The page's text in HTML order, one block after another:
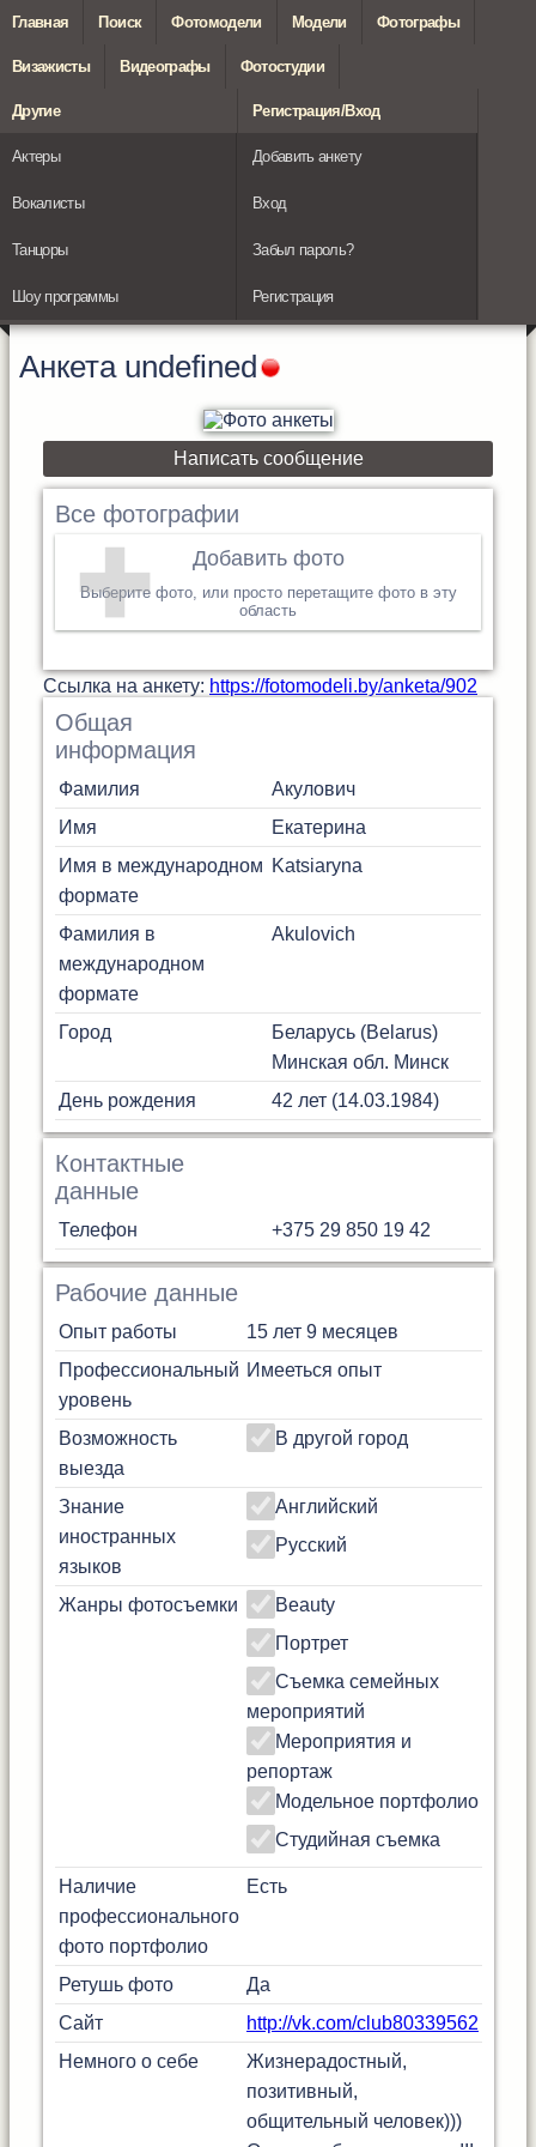
Главная Поиск Фотомодели Модели Фотографы
Визажисты Видеографы Фотостудии
Другие
Актеры
Вокалисты
Танцоры
Шоу программы
Регистрация/Вход
Добавить анкету
Вход
Забыл пароль?
Регистрация
Анкета undefined
Написать сообщение
Все фотографии
Добавить фото
Выберите фото, или просто перетащите фото в эту
область
Cсылка на анкету: https://fotomodeli.by/anketa/902
Общая
информация
Фамилия
Акулович
Имя
Екатерина
Имя в международном
формате
Katsiaryna
Фамилия в
международном
формате
Akulovich
Город
Беларусь (Belarus)
Минская обл. Минск
День рождения
42 лет (14.03.1984)
Контактные
данные
Телефон +375 29 850 19 42
Рабочие данные
Опыт работы
15 лет 9 месяцев
Профессиональный
уровень
Имееться опыт
Возможность
выезда
В другой город
Знание
иностранных
языков
Английский
Русский
Жанры фотосъемки
Beauty
Портрет
Съемка семейных
мероприятий
Мероприятия и
репортаж
Модельное портфолио
Студийная съемка
Наличие
профессионального
фото портфолио
Есть
Ретушь фото
Да
Сайт
http://vk.com/club80339562
Немного о себе
Жизнерадостный,
позитивный,
общительный человек)))